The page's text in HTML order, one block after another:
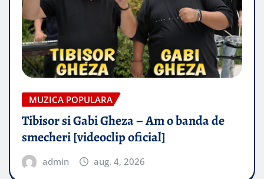
MUZICA POPULARA
Tibisor si Gabi Gheza – Am o banda de
smecheri [videoclip oficial]
admin aug. 4, 2026